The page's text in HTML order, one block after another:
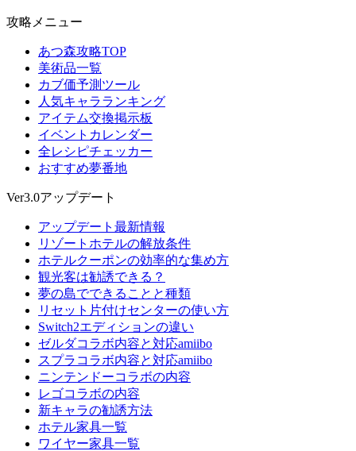
攻略メニュー
あつ森攻略TOP
美術品一覧
カブ価予測ツール
人気キャラランキング
アイテム交換掲示板
イベントカレンダー
全レシピチェッカー
おすすめ夢番地
Ver3.0アップデート
アップデート最新情報
リゾートホテルの解放条件
ホテルクーポンの効率的な集め方
観光客は勧誘できる？
夢の島でできることと種類
リセット片付けセンターの使い方
Switch2エディションの違い
ゼルダコラボ内容と対応amiibo
スプラコラボ内容と対応amiibo
ニンテンドーコラボの内容
レゴコラボの内容
新キャラの勧誘方法
ホテル家具一覧
ワイヤー家具一覧